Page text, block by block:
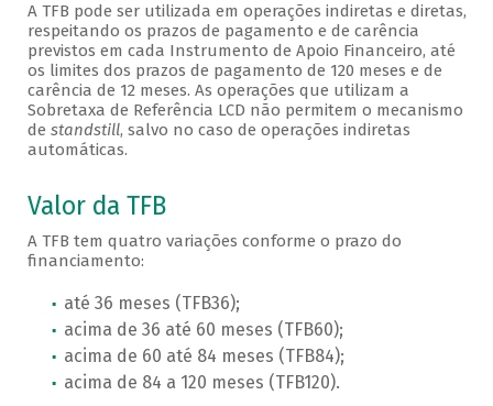
A TFB pode ser utilizada em operações indiretas e diretas,
respeitando os prazos de pagamento e de carência
previstos em cada Instrumento de Apoio Financeiro, até
os limites dos prazos de pagamento de 120 meses e de
carência de 12 meses. As operações que utilizam a
Sobretaxa de Referência LCD não permitem o mecanismo
de standstill, salvo no caso de operações indiretas
automáticas.
Valor da TFB
A TFB tem quatro variações conforme o prazo do
financiamento:
até 36 meses (TFB36);
acima de 36 até 60 meses (TFB60);
acima de 60 até 84 meses (TFB84);
acima de 84 a 120 meses (TFB120).